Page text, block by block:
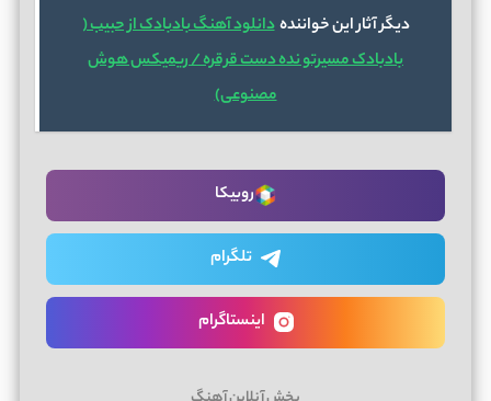
دیگر آثار این خوانندهدانلود آهنگ بادبادک از حبیب (
بادبادک مسیرتو نده دست قرقره / ریمیکس هوش
مصنوعی)
روبیکا
تلگرام
اینستاگرام